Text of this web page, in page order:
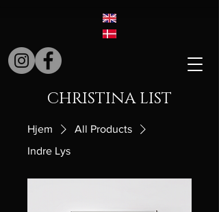
CHRISTINA LIST
Hjem
All Products
Indre Lys